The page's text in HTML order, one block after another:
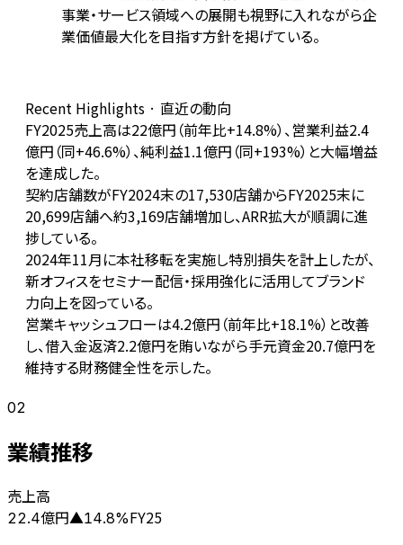
事業・サービス領域への展開も視野に入れながら企
業価値最大化を目指す方針を掲げている。
Recent Highlights · 直近の動向
FY2025売上高は22億円（前年比+14.8%）、営業利益2.4
億円（同+46.6%）、純利益1.1億円（同+193%）と大幅増益
を達成した。
契約店舗数がFY2024末の17,530店舗からFY2025末に
20,699店舗へ約3,169店舗増加し、ARR拡大が順調に進
捗している。
2024年11月に本社移転を実施し特別損失を計上したが、
新オフィスをセミナー配信・採用強化に活用してブランド
力向上を図っている。
営業キャッシュフローは4.2億円（前年比+18.1%）と改善
し、借入金返済2.2億円を賄いながら手元資金20.7億円を
維持する財務健全性を示した。
02
業績推移
売上高
22.4億円▲14.8%FY25